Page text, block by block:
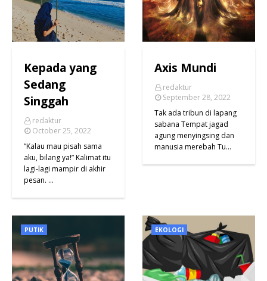
Kepada yang
Sedang
Singgah
redaktur
October 25, 2022
“Kalau mau pisah sama
aku, bilang ya!” Kalimat itu
lagi-lagi mampir di akhir
pesan. …
Axis Mundi
redaktur
September 28, 2022
Tak ada tribun di lapang
sabana Tempat jagad
agung menyingsing dan
manusia merebah Tu…
PUTIK EKOLOGI